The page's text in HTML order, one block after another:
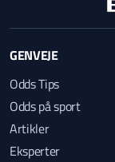
GENVEJE
Odds Tips
Odds på sport
Artikler
Eksperter